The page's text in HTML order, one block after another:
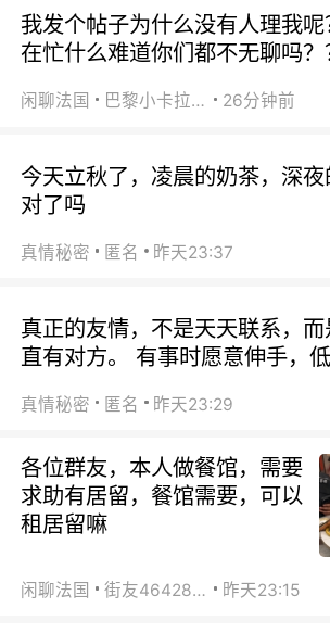
我发个帖子为什么没有人理我
在忙什么难道你们都不无聊吗？
闲聊法国 巴黎小卡拉咪 26分钟前
今天立秋了，凌晨的奶茶，深
对了吗
真情秘密 匿名 昨天23:37
真正的友情，不是天天联系，
直有对方。 有事时愿意伸手，
真情秘密 匿名 昨天23:29
各位群友，本人做餐馆，需要
求助有居留，餐馆需要，可以
租居留嘛
闲聊法国 街友46428878 昨天23:15